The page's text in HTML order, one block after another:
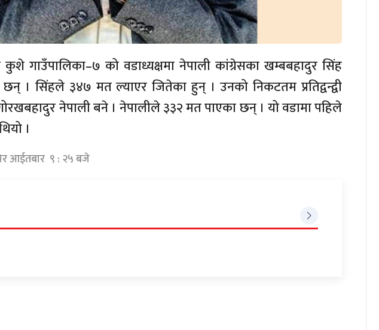
गाउँपालिका–७ को वडाध्यक्षमा नेपाली कांग्रेसका खम्बबहादुर सिंह
छन् । सिंहले ३४७ मत ल्याएर जितेका हुन् । उनको निकटतम प्रतिद्वन्द्वी
नेपाली बने । नेपालीले ३३२ मत पाएका छन् । यो वडामा पहिले
।
आईतबार ९ : २५ बजे